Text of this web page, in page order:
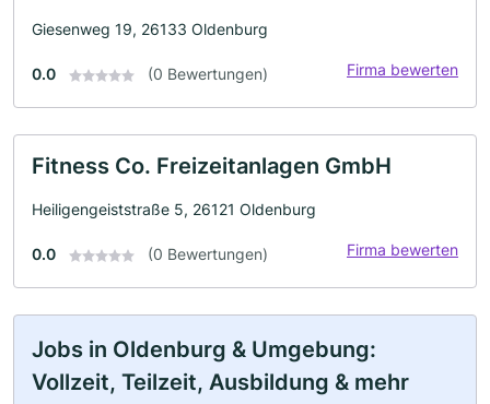
Giesenweg 19, 26133 Oldenburg
0.0 (0 Bewertungen) Firma bewerten
Fitness Co. Freizeitanlagen GmbH
Heiligengeiststraße 5, 26121 Oldenburg
0.0 (0 Bewertungen) Firma bewerten
Jobs in Oldenburg & Umgebung:
Vollzeit, Teilzeit, Ausbildung & mehr